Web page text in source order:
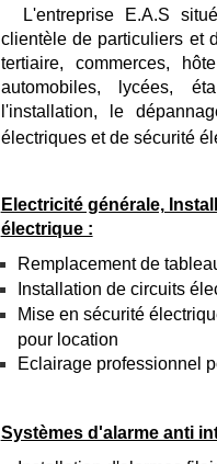
L'entreprise E.A.S
clientèle de particuliers et
tertiaire, commerces,
automobiles, lycées,
l'installation, le
électriques et de sécurité
Electricité générale,
électrique :
Remplacement de
Installation de circuits
Mise en sécurité
pour location
Eclairage professionnel
Systèmes d'alarme anti